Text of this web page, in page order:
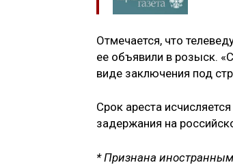
Отмечается, что
ее объявили в розыск.
виде заключения под
Срок ареста
задержания на
* Признана иностранным